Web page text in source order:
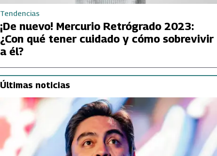
Tendencias
¡De nuevo! Mercurio Retrógrado 2023:
¿Con qué tener cuidado y cómo sobrevivir
a él?
Últimas noticias